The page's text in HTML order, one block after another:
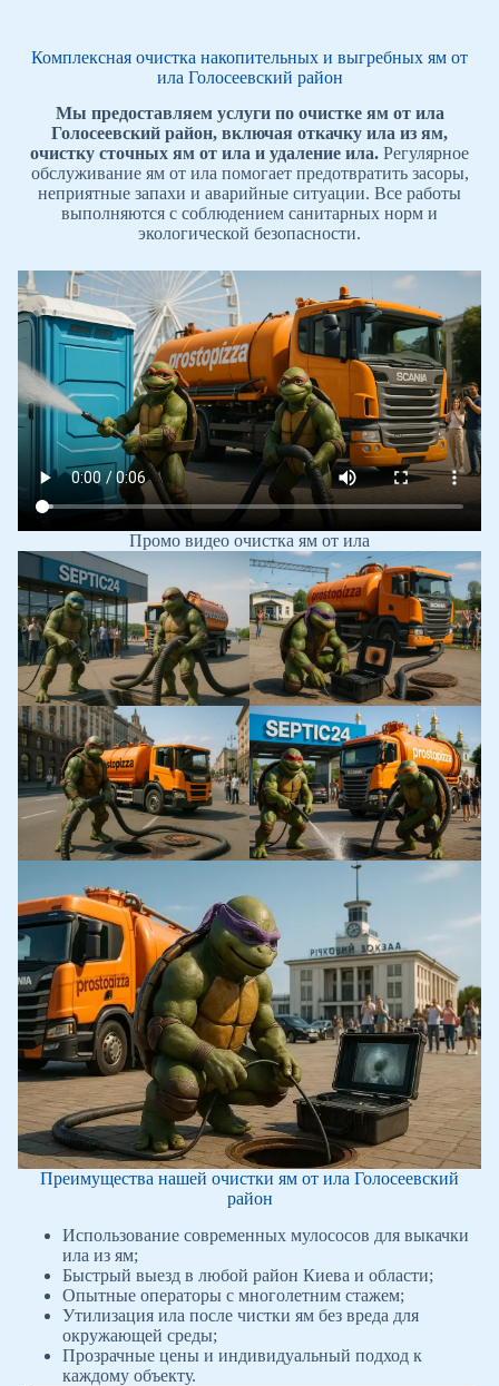
Комплексная очистка накопительных и выгребных ям от
ила Голосеевский район
Мы предоставляем услуги по очистке ям от ила
Голосеевский район, включая откачку ила из ям,
очистку сточных ям от ила и удаление ила. Регулярное
обслуживание ям от ила помогает предотвратить засоры,
неприятные запахи и аварийные ситуации. Все работы
выполняются с соблюдением санитарных норм и
экологической безопасности.
Промо видео очистка ям от ила
Преимущества нашей очистки ям от ила Голосеевский
район
Использование современных мулососов для выкачки
ила из ям;
Быстрый выезд в любой район Киева и области;
Опытные операторы с многолетним стажем;
Утилизация ила после чистки ям без вреда для
окружающей среды;
Прозрачные цены и индивидуальный подход к
каждому объекту.